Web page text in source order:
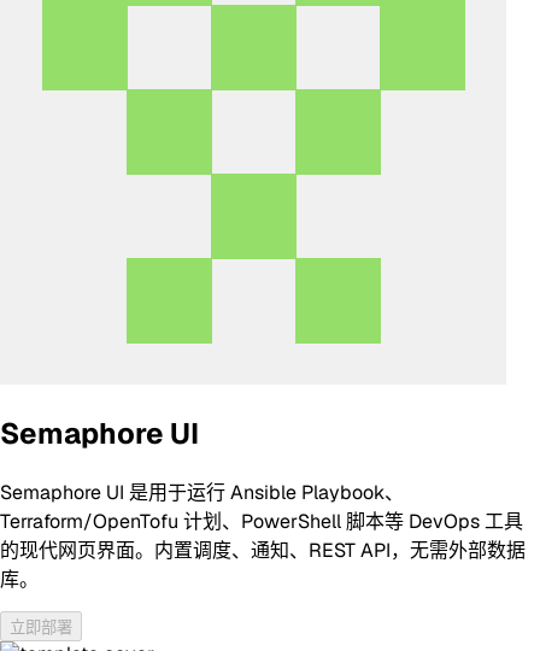
Semaphore UI
Semaphore UI 是用于运行 Ansible Playbook、
Terraform/OpenTofu 计划、PowerShell 脚本等 DevOps 工具
的现代网页界面。内置调度、通知、REST API，无需外部数据
库。
立即部署